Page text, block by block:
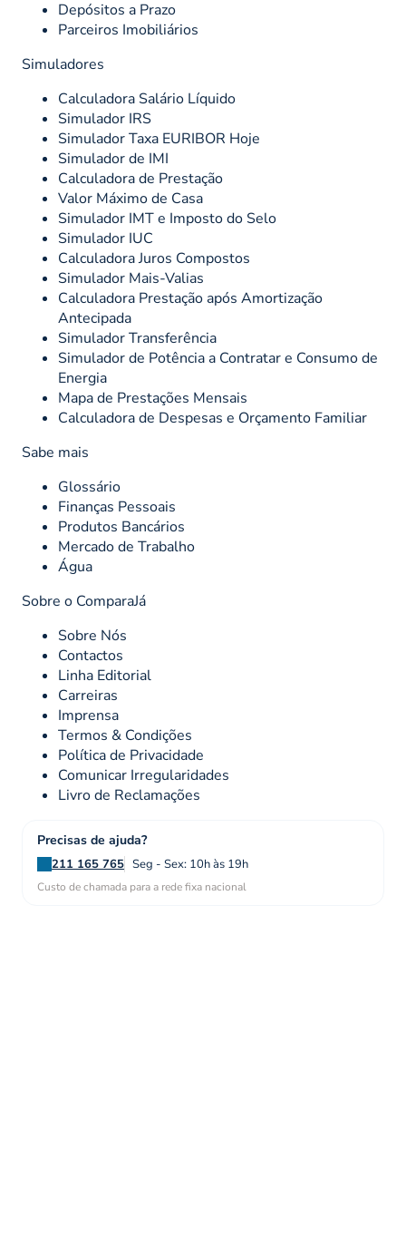
Depósitos a Prazo
Parceiros Imobiliários
Simuladores
Calculadora Salário Líquido
Simulador IRS
Simulador Taxa EURIBOR Hoje
Simulador de IMI
Calculadora de Prestação
Valor Máximo de Casa
Simulador IMT e Imposto do Selo
Simulador IUC
Calculadora Juros Compostos
Simulador Mais-Valias
Calculadora Prestação após Amortização
Antecipada
Simulador Transferência
Simulador de Potência a Contratar e Consumo de
Energia
Mapa de Prestações Mensais
Calculadora de Despesas e Orçamento Familiar
Sabe mais
Glossário
Finanças Pessoais
Produtos Bancários
Mercado de Trabalho
Água
Sobre o ComparaJá
Sobre Nós
Contactos
Linha Editorial
Carreiras
Imprensa
Termos & Condições
Política de Privacidade
Comunicar Irregularidades
Livro de Reclamações
Precisas de ajuda?
211 165 765 Seg - Sex: 10h às 19h
Custo de chamada para a rede fixa nacional